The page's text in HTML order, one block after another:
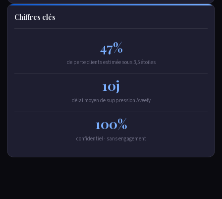
Chiffres clés
47%
de perte clients estimée sous 3,5 étoiles
10j
délai moyen de suppression Aveefy
100%
confidentiel · sans engagement